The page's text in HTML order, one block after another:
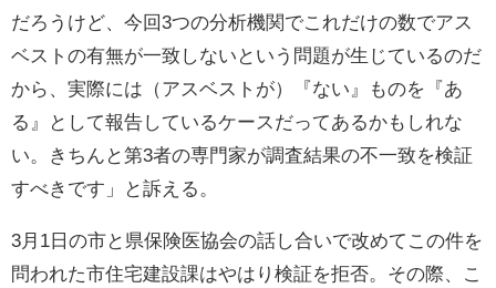
だろうけど、今回3つの分析機関でこれだけの数でアス
ベストの有無が一致しないという問題が生じているのだ
から、実際には（アスベストが）『ない』ものを『あ
る』として報告しているケースだってあるかもしれな
い。きちんと第3者の専門家が調査結果の不一致を検証
すべきです」と訴える。
3月1日の市と県保険医協会の話し合いで改めてこの件を
問われた市住宅建設課はやはり検証を拒否。その際、こ